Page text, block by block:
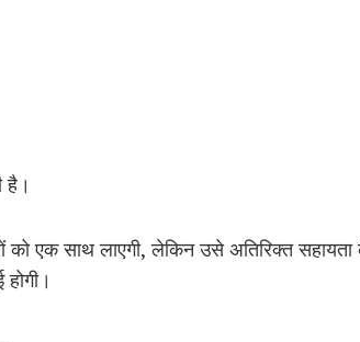
है।
एक साथ लाएगी, लेकिन उसे अतिरिक्त सहायता